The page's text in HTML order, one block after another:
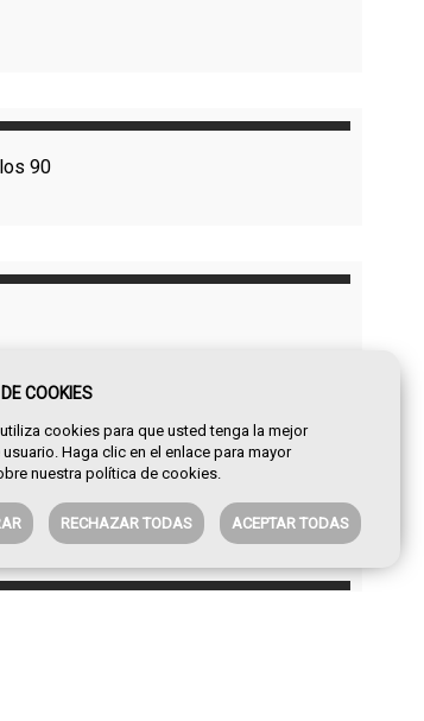
COOKIES
cookies para que usted tenga la mejor
Haga clic en el enlace para mayor
nuestrapolítica de cookies.
RECHAZAR TODAS ACEPTAR TODAS
90